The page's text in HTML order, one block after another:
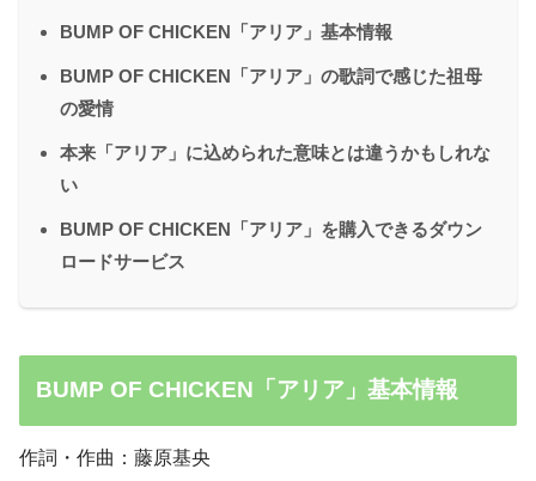
BUMP OF CHICKEN「アリア」基本情報
BUMP OF CHICKEN「アリア」の歌詞で感じた祖母
の愛情
本来「アリア」に込められた意味とは違うかもしれな
い
BUMP OF CHICKEN「アリア」を購入できるダウン
ロードサービス
BUMP OF CHICKEN「アリア」基本情報
作詞・作曲：藤原基央